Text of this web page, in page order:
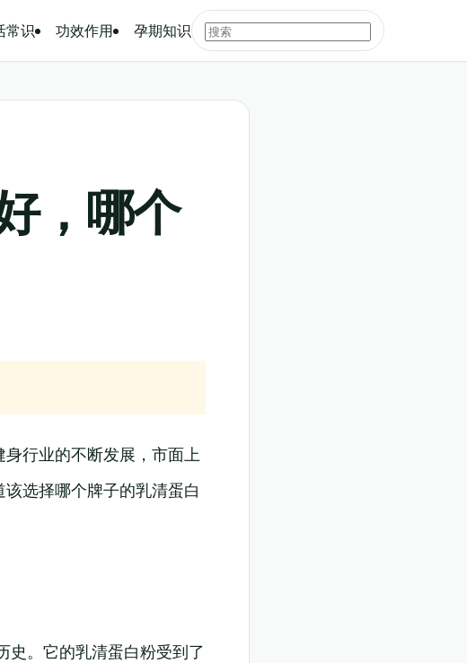
常识 功效作用 孕期知识
，哪个
行业的不断发展，市面上
选择哪个牌子的乳清蛋白
。它的乳清蛋白粉受到了